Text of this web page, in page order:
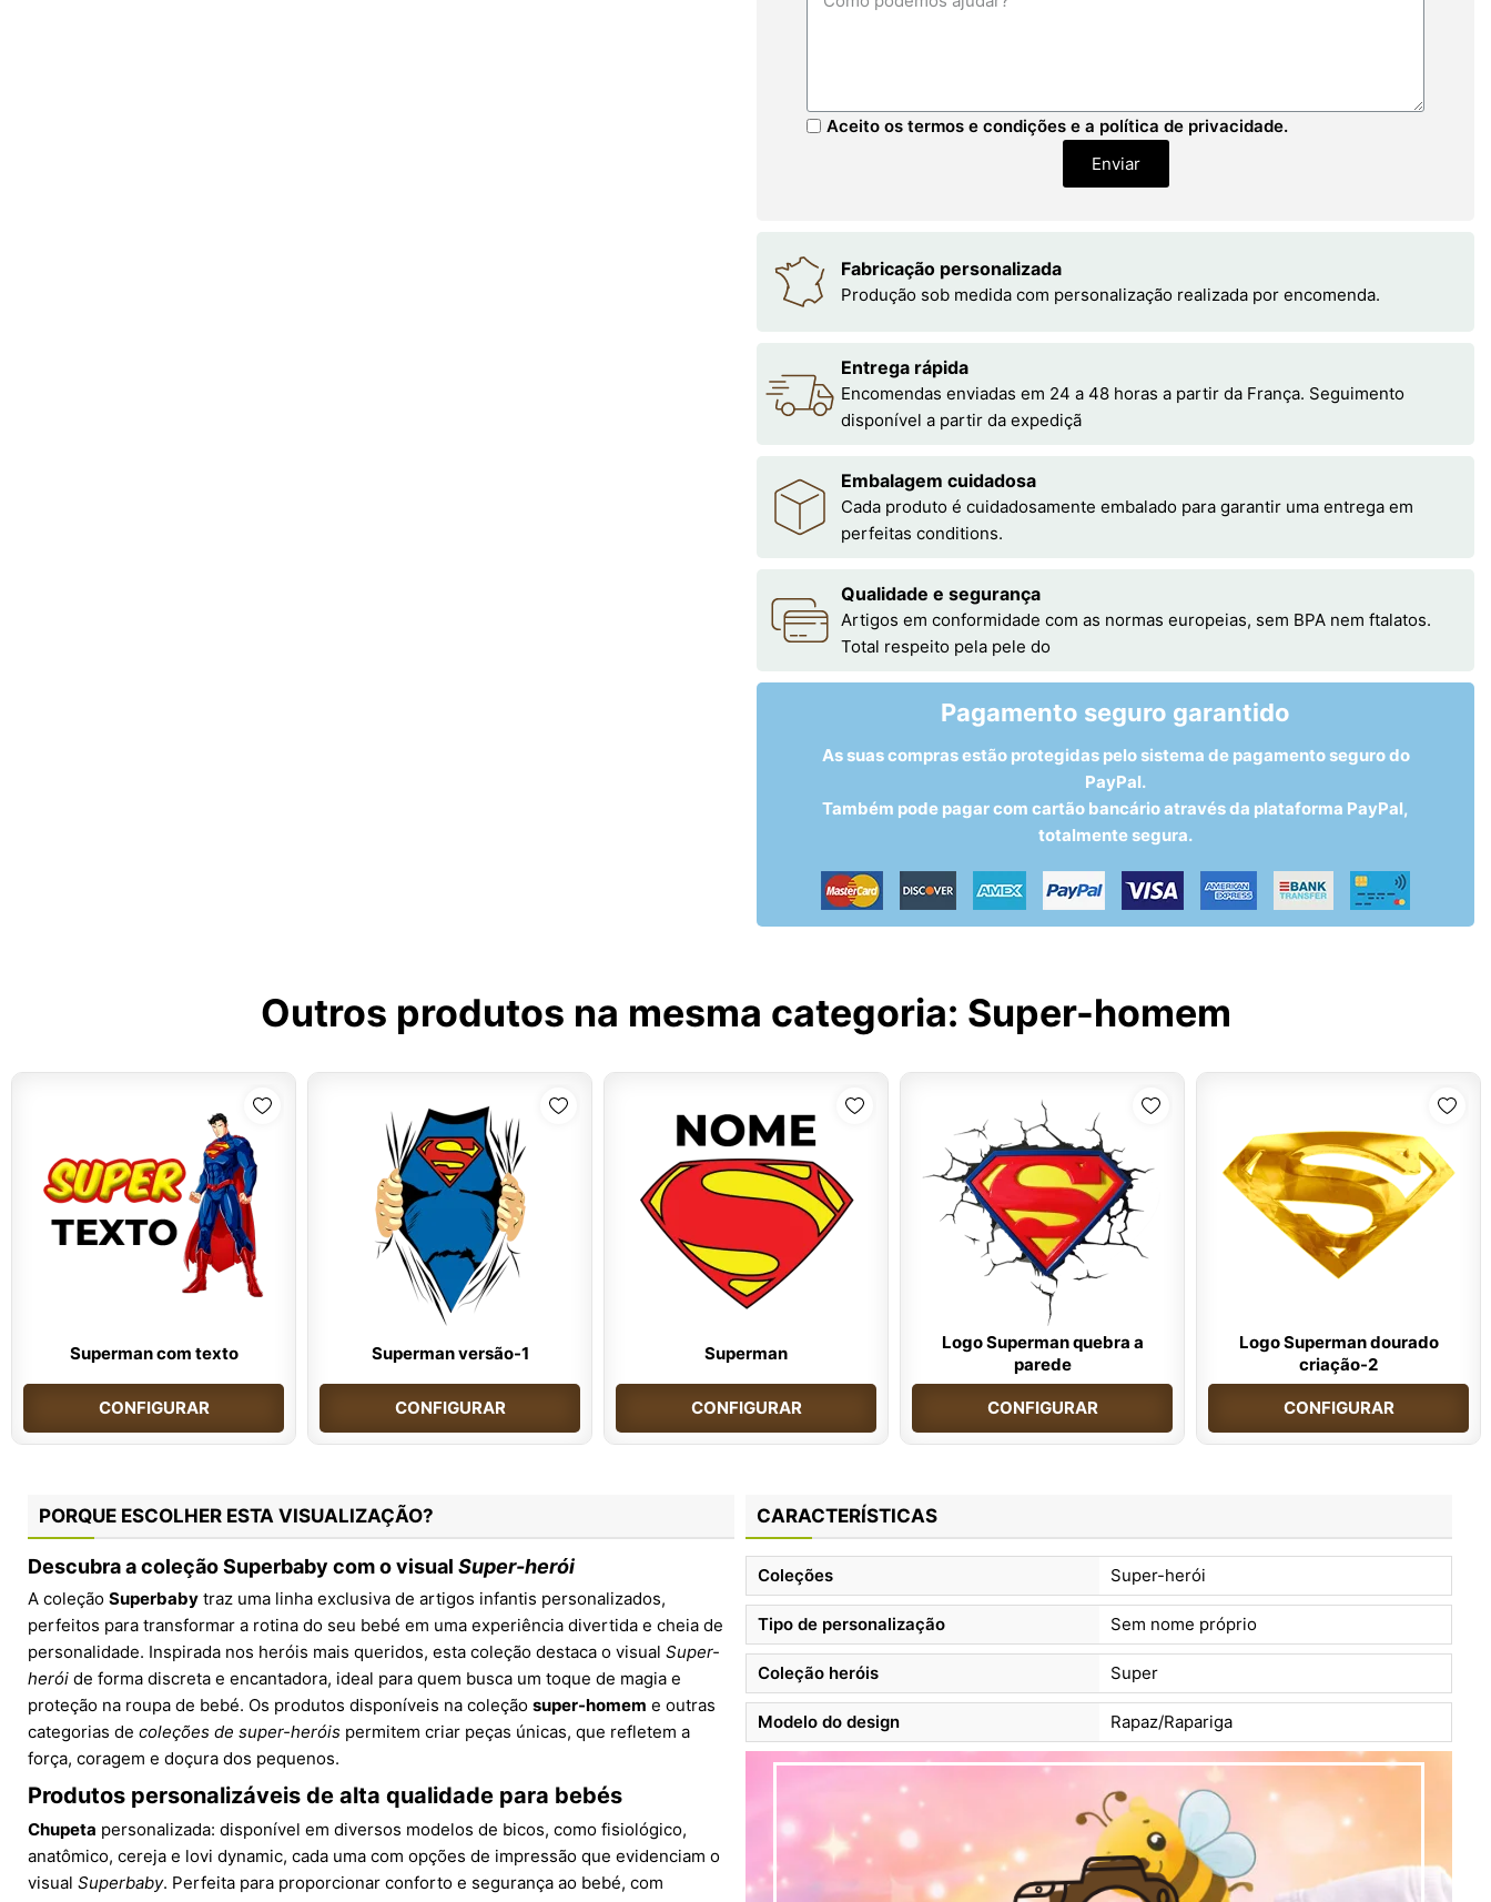
Aceito os termos e condições e a política de privacidade.
Enviar
Fabricação personalizada
Produção sob medida com personalização realizada por encomenda.
Entrega rápida
Encomendas enviadas em 24 a 48 horas a partir da França. Seguimento
disponível a partir da expediçã
Embalagem cuidadosa
Cada produto é cuidadosamente embalado para garantir uma entrega em
perfeitas conditions.
Qualidade e segurança
Artigos em conformidade com as normas europeias, sem BPA nem ftalatos.
Total respeito pela pele do
Pagamento seguro garantido
As suas compras estão protegidas pelo sistema de pagamento seguro do
PayPal.
Também pode pagar com cartão bancário através da plataforma PayPal,
totalmente segura.
Outros produtos na mesma categoria: Super-homem
Superman com texto
CONFIGURAR
Superman versão-1
CONFIGURAR
Superman
CONFIGURAR
Logo Superman quebra a
parede
CONFIGURAR
Logo Superman dourado
criação-2
CONFIGURAR
PORQUE ESCOLHER ESTA VISUALIZAÇÃO?
Descubra a coleçãoSuperbaby com o visual Super-herói
A coleção Superbaby traz uma linha exclusiva de artigos infantis personalizados,
perfeitos para transformar a rotina do seu bebé em uma experiência divertida e cheia de
personalidade. Inspirada nos heróis mais queridos, esta coleção destaca o visual Super-
herói de forma discreta e encantadora, ideal para quem busca um toque de magia e
proteção na roupa de bebé. Os produtos disponíveis na coleção super-homem e outras
categorias de coleções de super-heróis permitem criar peças únicas, que refletem a
força, coragem e doçura dos pequenos.
Produtos personalizáveis de alta qualidade para bebés
Chupeta personalizada: disponível em diversos modelos de bicos, como fisiológico,
anatômico, cereja e lovi dynamic, cada uma com opções de impressão que evidenciam o
visual Superbaby. Perfeita para proporcionar conforto e segurança ao bebé, com
CARACTERÍSTICAS
Coleções Super-herói
Tipo de personalização Sem nome próprio
Coleção heróis Super
Modelo do design Rapaz/Rapariga